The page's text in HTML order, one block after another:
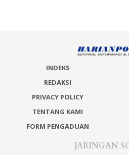
INDEKS
REDAKSI
PRIVACY POLICY
TENTANG KAMI
FORM PENGADUAN
JARINGAN